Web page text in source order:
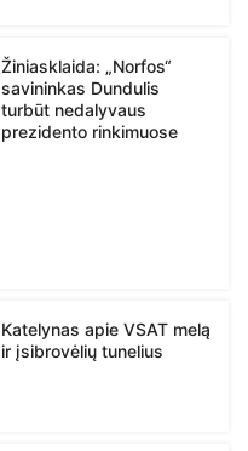
Žiniasklaida: „Norfos“
savininkas Dundulis
turbūt nedalyvaus
prezidento rinkimuose
Katelynas apie VSAT melą
ir įsibrovėlių tunelius